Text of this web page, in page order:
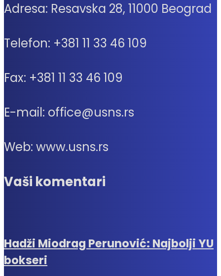
Adresa: Resavska 28, 11000 Beograd
Telefon: +381 11 33 46 109
Fax: +381 11 33 46 109
E-mail: office@usns.rs
Web: www.usns.rs
Vaši komentari
Hadži Miodrag Perunović: Najbolji YU
bokseri